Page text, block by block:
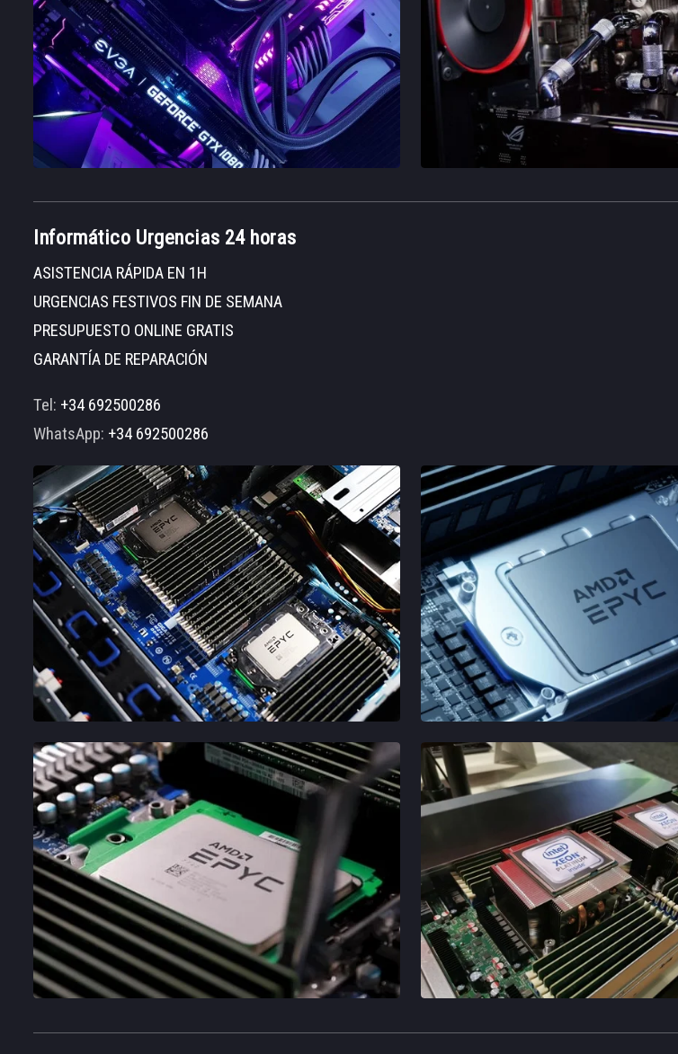
Informático Urgencias 24 horas
ASISTENCIA RÁPIDA EN 1H
URGENCIAS FESTIVOS FIN DE SEMANA
PRESUPUESTO ONLINE GRATIS
GARANTÍA DE REPARACIÓN
Tel: +34 692500286
WhatsApp: +34 692500286